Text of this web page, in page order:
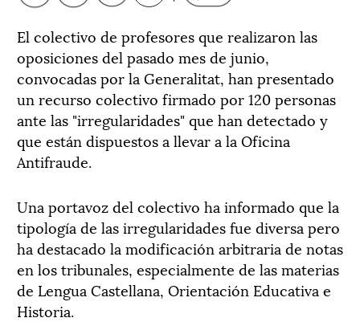
El colectivo de profesores que realizaron las
oposiciones del pasado mes de junio,
convocadas por la Generalitat, han presentado
un recurso colectivo firmado por 120 personas
ante las "irregularidades" que han detectado y
que están dispuestos a llevar a la Oficina
Antifraude.
Una portavoz del colectivo ha informado que la
tipología de las irregularidades fue diversa pero
ha destacado la modificación arbitraria de notas
en los tribunales, especialmente de las materias
de Lengua Castellana, Orientación Educativa e
Historia.